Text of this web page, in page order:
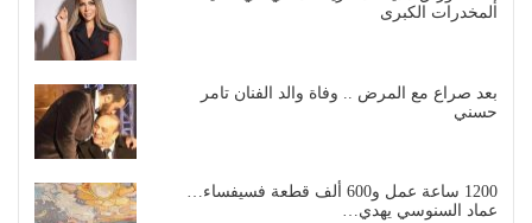
المخدرات الكبرى
بعد صراع مع المرض .. وفاة والد الفنان تامر
حسني
1200 ساعة عمل و600 ألف قطعة فسيفساء…
عماد السنوسي يهدي…